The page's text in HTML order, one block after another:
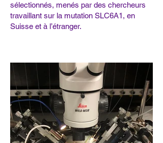
sélectionnés, menés par des chercheurs
travaillant sur la mutation SLC6A1, en
Suisse et à l’étranger.